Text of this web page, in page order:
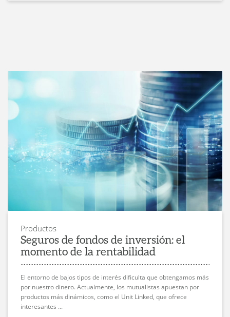
Productos
Seguros de fondos de inversión: el
momento de la rentabilidad
El entorno de bajos tipos de interés dificulta que obtengamos más
por nuestro dinero. Actualmente, los mutualistas apuestan por
productos más dinámicos, como el Unit Linked, que ofrece
interesantes ...